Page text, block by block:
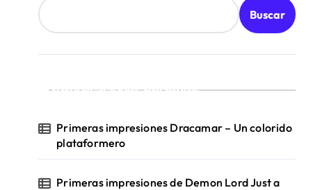
Buscar
Publicaciones Recientes
Primeras impresiones Dracamar – Un colorido
plataformero
Primeras impresiones de Demon Lord Just a